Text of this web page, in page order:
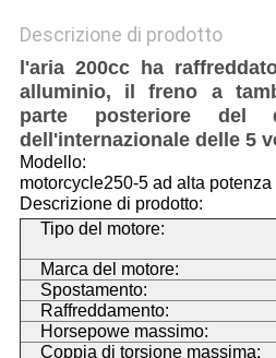
Descrizione di prodotto
l'aria 200cc ha
alluminio, il freno a
parte posteriore del
dell'internazionale delle 5
Modello:
motorcycle250-5 ad alta potenza
Descrizione di prodotto:
Tipo del motore:
Marca del motore:
Spostamento:
Raffreddamento:
Horsepowe massimo:
Coppia di torsione massima: